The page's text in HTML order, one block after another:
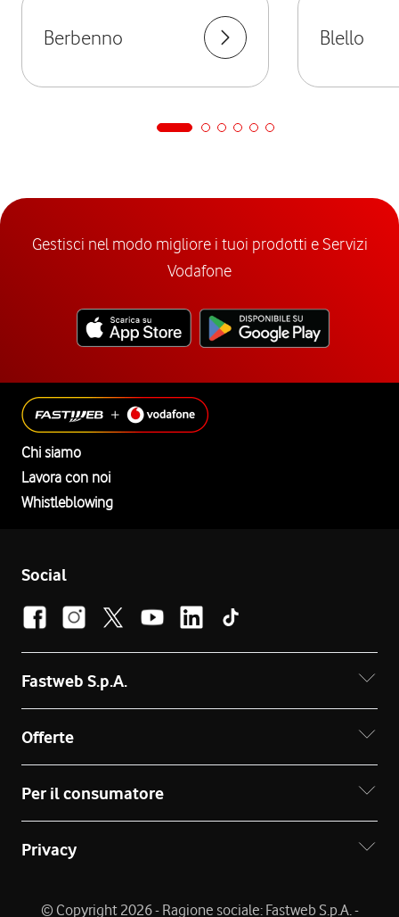
Berbenno Blello
Gestisci nel modo migliore i tuoi prodotti e Servizi
Vodafone
Chi siamo
Lavora con noi
Whistleblowing
Social
Fastweb S.p.A.
Offerte
Per il consumatore
Privacy
© Copyright 2026 - Ragione sociale: Fastweb S.p.A. -